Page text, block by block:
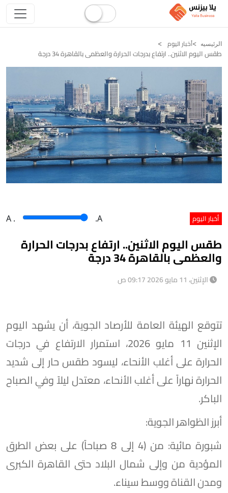
الرئيسيه أخبار اليوم
طقس اليوم الاثنين.. ارتفاع بدرجات الحرارة والعظمى بالقاهرة 34 درجة
أخبار اليوم A . .A
طقس اليوم الاثنين.. ارتفاع بدرجات الحرارة
والعظمى بالقاهرة 34 درجة
الإثنين، 11 مايو 2026 09:17 ص
تتوقع الهيئة العامة للأرصاد الجوية، أن يشهد اليوم
الإثنين 11 مايو 2026، ​​استمرار الارتفاع في درجات
الحرارة على أغلب الأنحاء، ل​يسود طقس حار إلى شديد
الحرارة نهاراً على أغلب الأنحاء، معتدل ليلاً وفي الصباح
الباكر.
​أبرز الظواهر الجوية:
​شبورة مائية: من (4 إلى 8 صباحاً) على بعض الطرق
المؤدية من وإلى شمال البلاد حتى القاهرة الكبرى
ومدن القناة ووسط سيناء.